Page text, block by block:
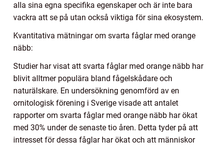
alla sina egna specifika egenskaper och är inte bara
vackra att se på utan också viktiga för sina ekosystem.
Kvantitativa mätningar om svarta fåglar med orange
näbb:
Studier har visat att svarta fåglar med orange näbb har
blivit alltmer populära bland fågelskådare och
naturälskare. En undersökning genomförd av en
ornitologisk förening i Sverige visade att antalet
rapporter om svarta fåglar med orange näbb har ökat
med 30% under de senaste tio åren. Detta tyder på att
intresset för dessa fåglar har ökat och att människor